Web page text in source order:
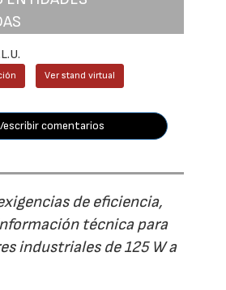
Ver stand virtual
escribir comentarios
de eficiencia,
técnica para
industriales de 125 W a